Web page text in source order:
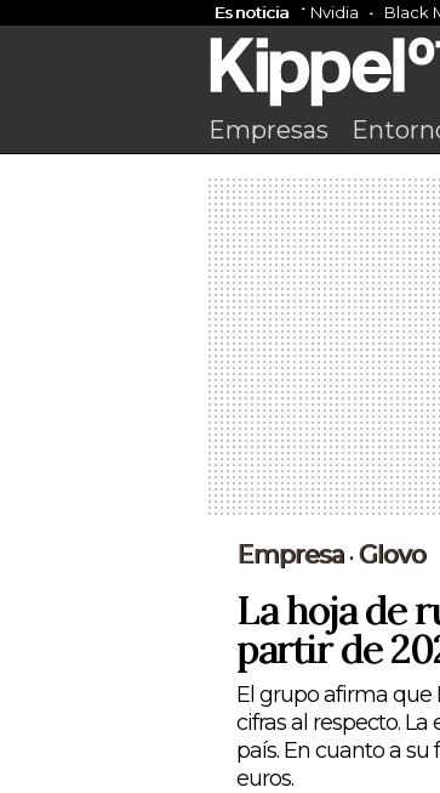
Es noticia Nvidia Black
Empresas
Empresa • Glovo
La hoja de
partir de
El grupo afirma que
cifras al respecto.
país. En cuanto a
euros.